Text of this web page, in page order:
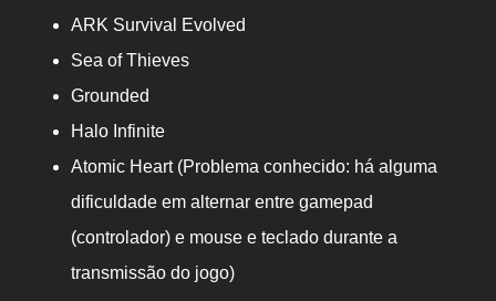
ARK Survival Evolved
Sea of Thieves
Grounded
Halo Infinite
Atomic Heart (Problema conhecido: há alguma
dificuldade em alternar entre gamepad
(controlador) e mouse e teclado durante a
transmissão do jogo)